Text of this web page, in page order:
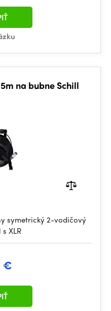
na bubne Schill
symetrický 2-vodičový
XLR
€